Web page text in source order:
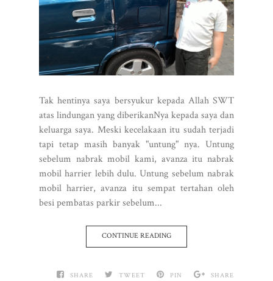
Tak hentinya saya bersyukur kepada Allah SWT
atas lindungan yang diberikanNya kepada saya dan
keluarga saya. Meski kecelakaan itu sudah terjadi
tapi tetap masih banyak "untung" nya. Untung
sebelum nabrak mobil kami, avanza itu nabrak
mobil harrier lebih dulu. Untung sebelum nabrak
mobil harrier, avanza itu sempat tertahan oleh
besi pembatas parkir sebelum...
CONTINUE READING
SHARE TWEET PIN SHARE